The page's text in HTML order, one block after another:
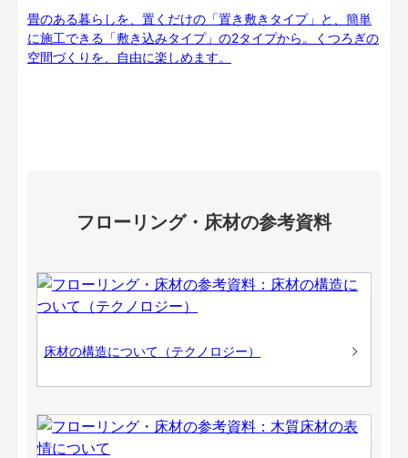
畳のある暮らしを、置くだけの「置き敷きタイプ」と、簡単
に施工できる「敷き込みタイプ」の2タイプから。くつろぎの
空間づくりを、自由に楽しめます。
フローリング・床材の参考資料
床材の構造について（テクノロジー）